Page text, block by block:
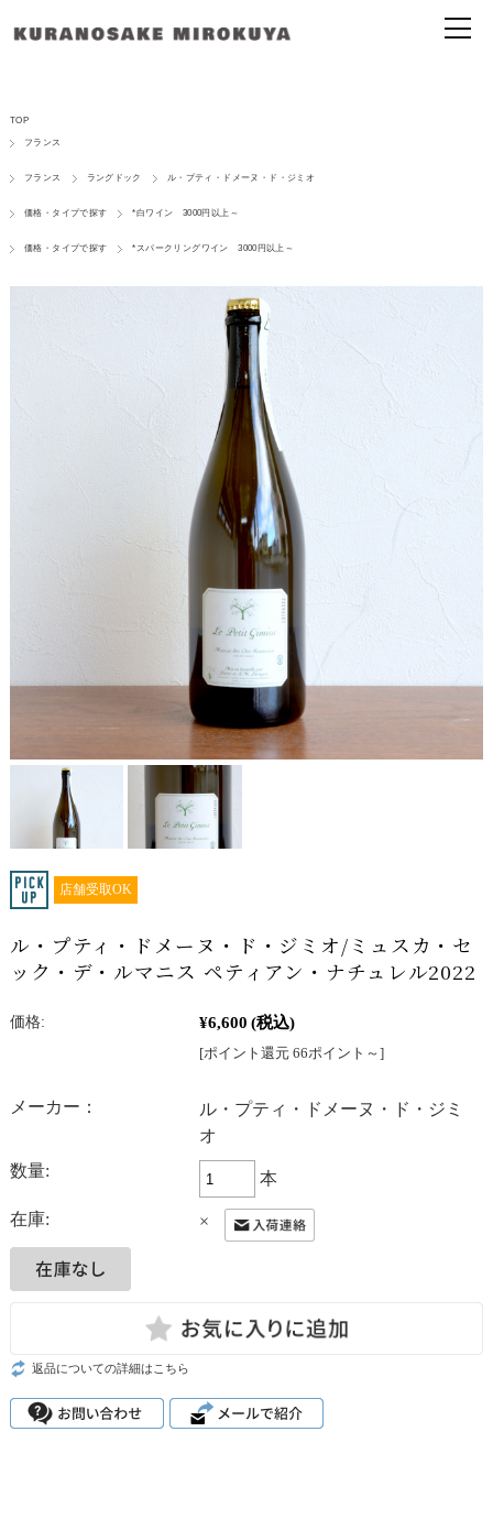
TOP
フランス
フランス ラングドック ル・プティ・ドメーヌ・ド・ジミオ
価格・タイプで探す *白ワイン 3000円以上～
価格・タイプで探す *スパークリングワイン 3000円以上～
店舗受取OK
ル・プティ・ドメーヌ・ド・ジミオ/ミュスカ・セ
ック・デ・ルマニス ペティアン・ナチュレル2022
価格: ¥6,600 (税込)
[ポイント還元 66ポイント～]
メーカー：
ル・プティ・ドメーヌ・ド・ジミ
オ
数量:
本
在庫: ×
返品についての詳細はこちら